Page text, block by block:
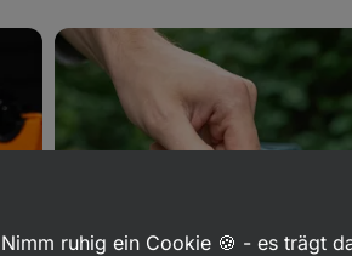
Nimm ruhig ein Cookie 🍪 - es trägt